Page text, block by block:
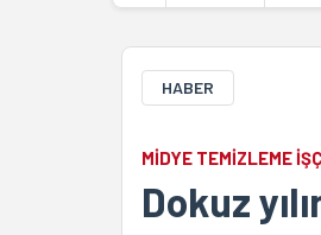
HABER
MİDYE TEMİZLEME
Dokuz